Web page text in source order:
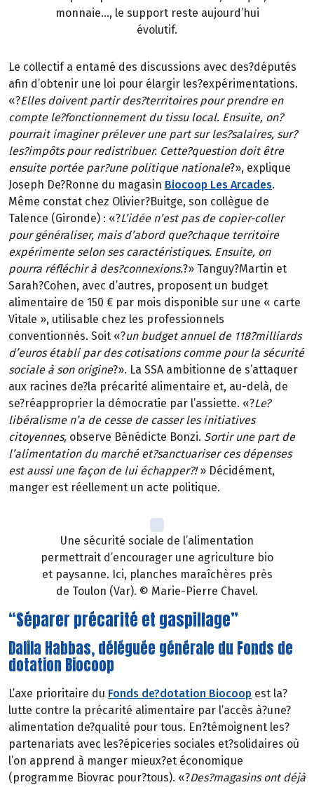
monnaie…, le support reste aujourd’hui
évolutif.
Le collectif a entamé des discussions avec des?députés
afin d’obtenir une loi pour élargir les?expérimentations.
«?Elles doivent partir des?territoires pour prendre en
compte le?fonctionnement du tissu local. Ensuite, on?
pourrait imaginer prélever une part sur les?salaires, sur?
les?impôts pour redistribuer. Cette?question doit être
ensuite portée par?une politique nationale?», explique
Joseph De?Ronne du magasin Biocoop Les Arcades.
Même constat chez Olivier?Buitge, son collègue de
Talence (Gironde) : «?L’idée n’est pas de copier-coller
pour généraliser, mais d’abord que?chaque territoire
expérimente selon ses caractéristiques. Ensuite, on
pourra réfléchir à des?connexions.?» Tanguy?Martin et
Sarah?Cohen, avec d’autres, proposent un budget
alimentaire de 150 € par mois disponible sur une « carte
Vitale », utilisable chez les professionnels
conventionnés. Soit «?un budget annuel de 118?milliards
d’euros établi par des cotisations comme pour la sécurité
sociale à son origine?». La SSA ambitionne de s’attaquer
aux racines de?la précarité alimentaire et, au-delà, de
se?réapproprier la démocratie par l’assiette. «?Le?
libéralisme n’a de cesse de casser les initiatives
citoyennes, observe Bénédicte Bonzi. Sortir une part de
l’alimentation du marché et?sanctuariser ces dépenses
est aussi une façon de lui échapper?!» Décidément,
manger est réellement un acte politique.
Une sécurité sociale de l’alimentation
permettrait d’encourager une agriculture bio
et paysanne. Ici, planches maraîchères près
de Toulon (Var). © Marie-Pierre Chavel.
“Séparer précarité et gaspillage”
Dalila Habbas, déléguée générale du Fonds de
dotation Biocoop
L’axe prioritaire du Fonds de?dotation Biocoop est la?
lutte contre la précarité alimentaire par l’accès à?une?
alimentation de?qualité pour tous. En?témoignent les?
partenariats avec les?épiceries sociales et?solidaires où
l’on apprend à manger mieux?et économique
(programme Biovrac pour?tous). «?Des?magasins ont déjà